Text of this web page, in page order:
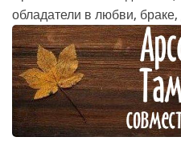
обладатели в любви,